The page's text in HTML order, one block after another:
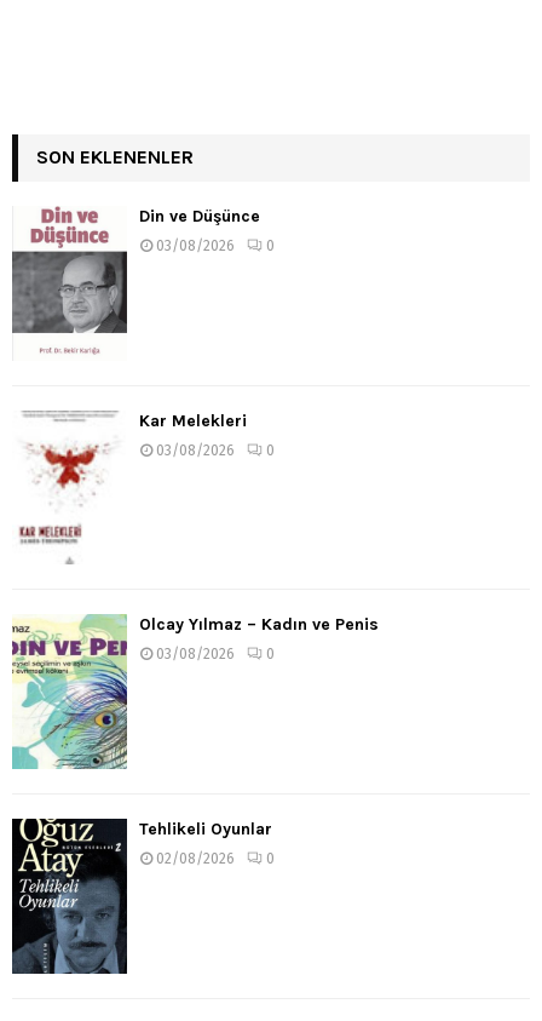
SON EKLENENLER
Din ve Düşünce
03/08/2026 0
Kar Melekleri
03/08/2026 0
Olcay Yılmaz – Kadın ve Penis
03/08/2026 0
Tehlikeli Oyunlar
02/08/2026 0